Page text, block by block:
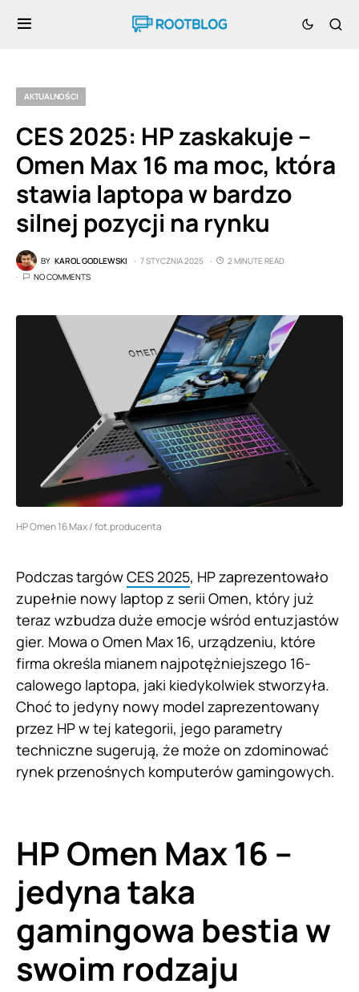
AKTUALNOŚCI
CES 2025: HP zaskakuje –
Omen Max 16 ma moc, która
stawia laptopa w bardzo
silnej pozycji na rynku
BY KAROL GODLEWSKI 7 STYCZNIA 2025
2 MINUTE READ
NO COMMENTS
HP Omen 16 Max / fot.producenta
Podczas targówCES 2025, HP zaprezentowało
zupełnie nowy laptop z serii Omen, który już
teraz wzbudza duże emocje wśród entuzjastów
gier. Mowa o Omen Max 16, urządzeniu, które
firma określa mianem najpotężniejszego 16-
calowego laptopa, jaki kiedykolwiek stworzyła.
Choć to jedyny nowy model zaprezentowany
przez HP w tej kategorii, jego parametry
techniczne sugerują, że może on zdominować
rynek przenośnych komputerów gamingowych.
HP Omen Max 16 –
jedyna taka
gamingowa bestia w
swoim rodzaju